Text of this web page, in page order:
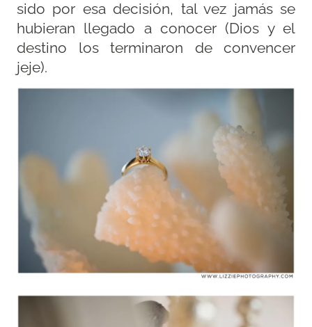
sido por esa decisión, tal vez jamás se
hubieran llegado a conocer (Dios y el
destino los terminaron de convencer
jeje).